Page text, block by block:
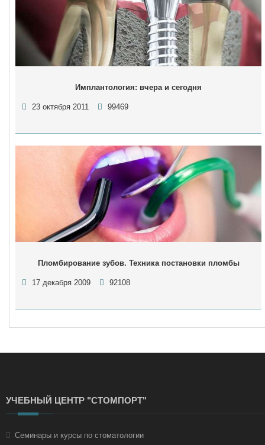
Имплантология: вчера и сегодня
23 октября 2011 99469
Пломбирование зубов. Техника постановки пломбы
17 декабря 2009 92108
УЧЕБНЫЙ ЦЕНТР "СТОМПОРТ"
Семинары и курсы по стоматологии